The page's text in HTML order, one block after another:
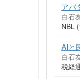
アバ
白石
NBL
AIと
白石
税経